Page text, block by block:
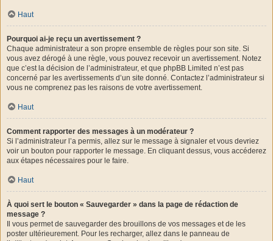
Haut
Pourquoi ai-je reçu un avertissement ?
Chaque administrateur a son propre ensemble de règles pour son site. Si
vous avez dérogé à une règle, vous pouvez recevoir un avertissement. Notez
que c’est la décision de l’administrateur, et que phpBB Limited n’est pas
concerné par les avertissements d’un site donné. Contactez l’administrateur si
vous ne comprenez pas les raisons de votre avertissement.
Haut
Comment rapporter des messages à un modérateur ?
Si l’administrateur l’a permis, allez sur le message à signaler et vous devriez
voir un bouton pour rapporter le message. En cliquant dessus, vous accéderez
aux étapes nécessaires pour le faire.
Haut
À quoi sert le bouton « Sauvegarder » dans la page de rédaction de
message ?
Il vous permet de sauvegarder des brouillons de vos messages et de les
poster ultérieurement. Pour les recharger, allez dans le panneau de